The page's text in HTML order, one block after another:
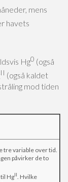
mens
havets
Hg0 (også
II (også kaldet
mod tiden
tre variable over tid.
påvirker de to
til HgII. Hvilke